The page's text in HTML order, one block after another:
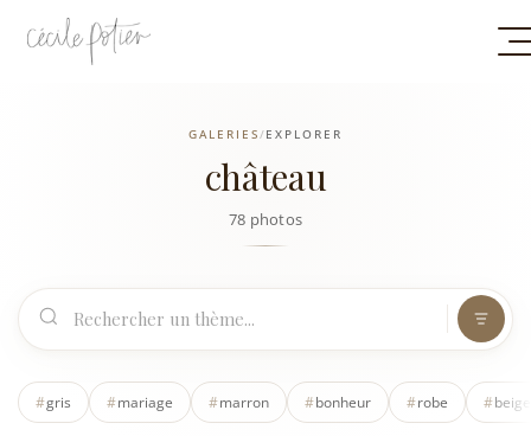
GALERIES/EXPLORER
château
78 photos
#gris #mariage #marron #bonheur #robe #beige